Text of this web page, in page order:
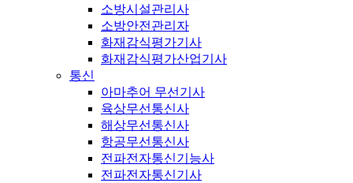
소방시설관리사
소방안전관리자
화재감식평가기사
화재감식평가산업기사
통신
아마추어 무선기사
육상무선통신사
해상무선통신사
항공무선통신사
전파전자통신기능사
전파전자통신기사